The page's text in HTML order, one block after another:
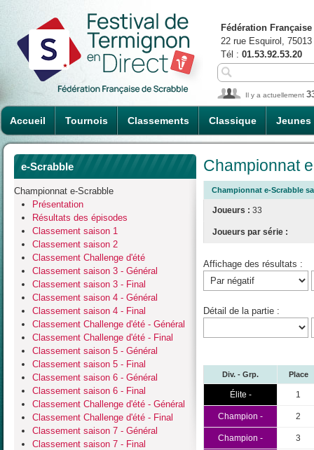
Accueil Tournois Classements Classique Jeunes
Fédération
22 rue Esquirol,
Tél : 01.53.92.53.20
Il y a actuellement
e-Scrabble
Championnat e-Scrabble
Présentation
Résultats des épisodes
Classement saison 1
Classement saison 2
Classement Challenge d'été
Classement saison 3 - Général
Classement saison 3 - Final
Classement saison 4 - Général
Classement saison 4 - Final
Classement Challenge d'été - Général
Classement Challenge d'été - Final
Classement saison 5 - Général
Classement saison 5 - Final
Classement saison 6 - Général
Classement saison 6 - Final
Classement Challenge d'été - Général
Classement Challenge d'été - Final
Classement saison 7 - Général
Classement saison 7 - Final
Championnat
Championnat e-Scrabble
Joueurs : 33
Joueurs par série :
Affichage des résultats :
Détail de la partie :
Div. - Grp. Place
Élite - 1
Champion - 2
Champion - 3